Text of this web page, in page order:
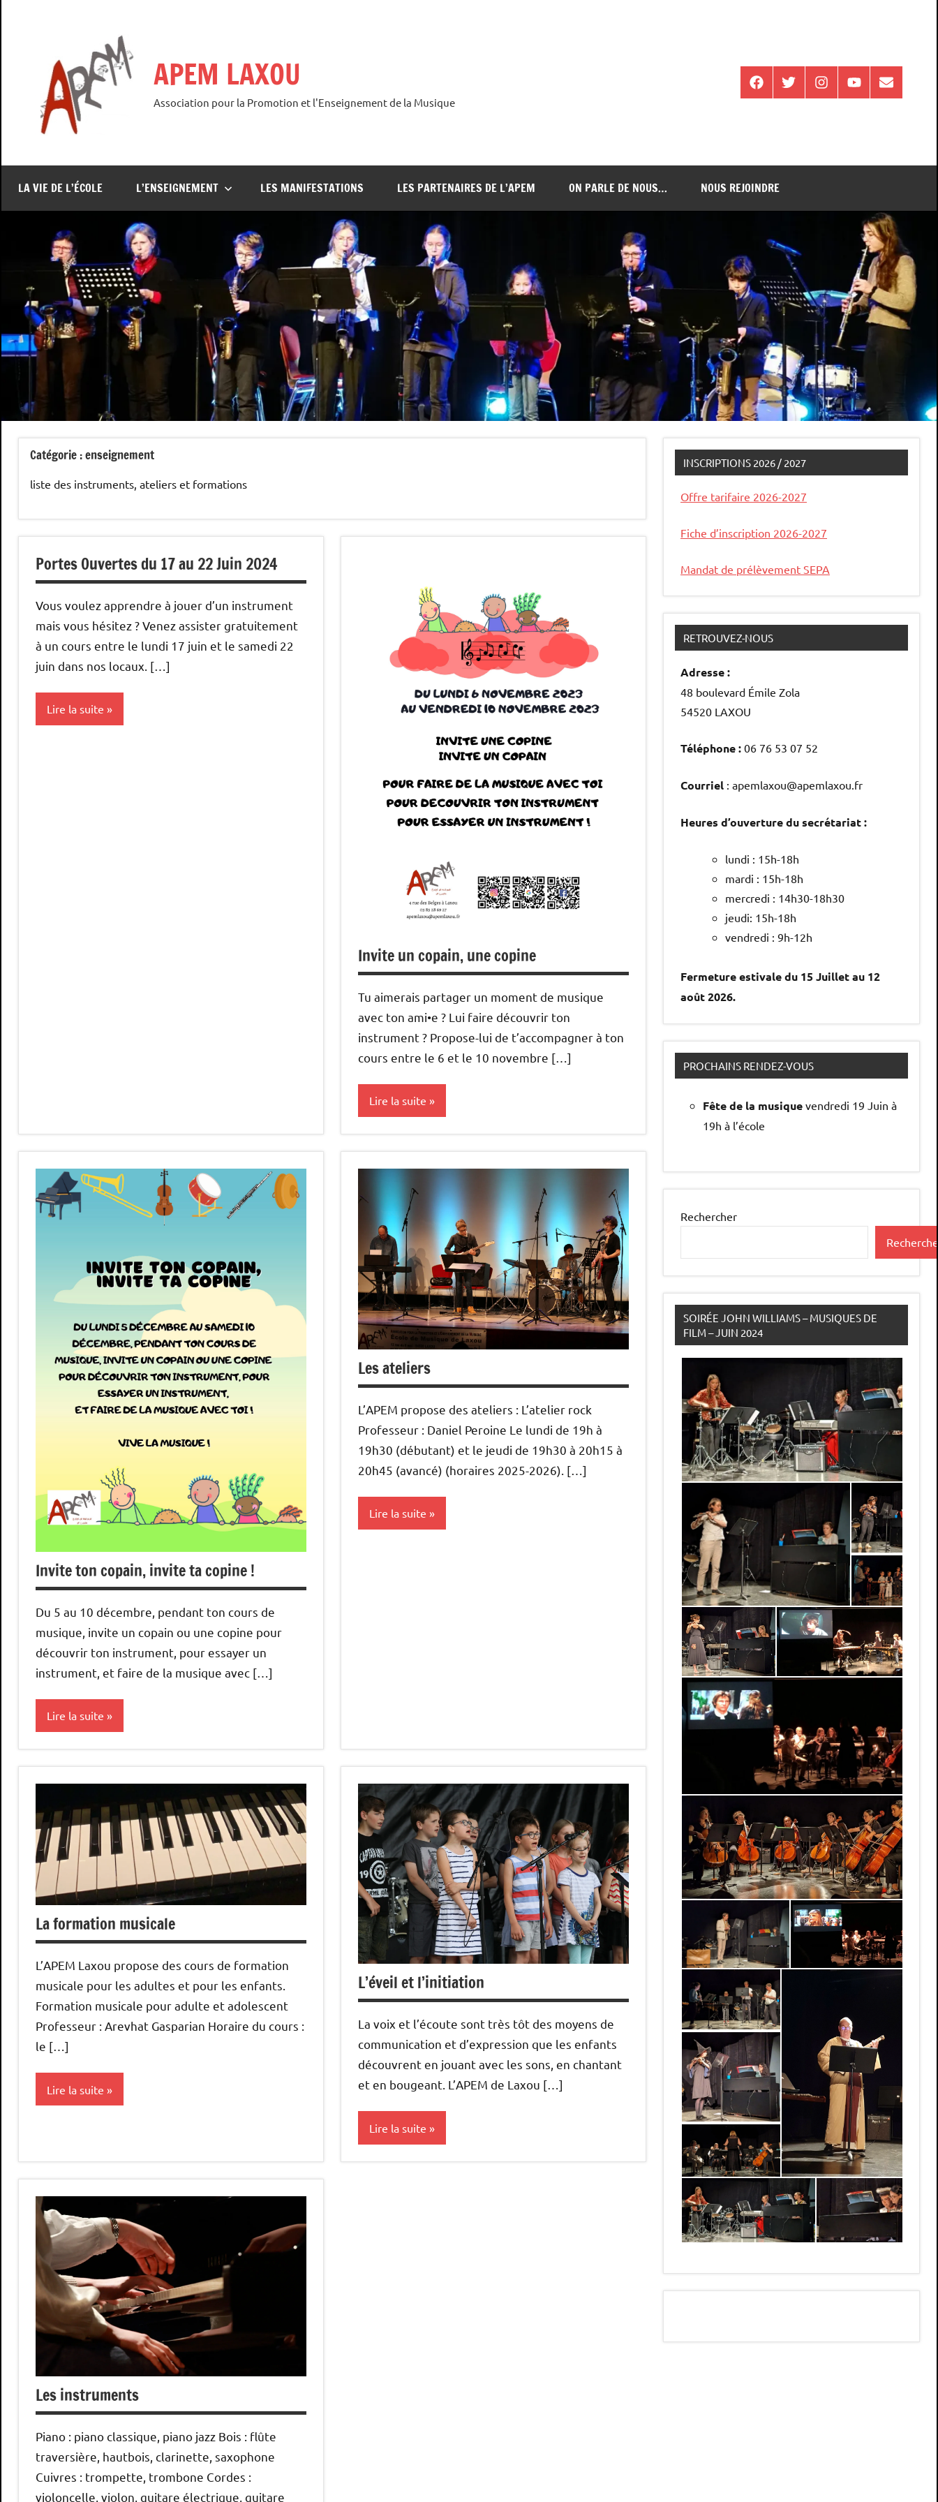
APEM LAXOU
Association pour la Promotion et l'Enseignement de la Musique
FacebookTwitterInstagramYoutube
E-
LA VIE DE L’ÉCOLE L’ENSEIGNEMENT LES MANIFESTATIONS LES PARTENAIRES DE L’APEM ON PARLE DE NOUS… NOUS REJOINDRE
Catégorie :enseignement
liste des instruments, ateliers et formations
Portes Ouvertes du 17 au 22 Juin 2024
Vous voulez apprendre à jouer d’un instrument
mais vous hésitez ? Venez assister gratuitement
à un cours entre le lundi 17 juin et le samedi 22
juin dans nos locaux. […]
Lire la suite
Invite un copain, une copine
Tu aimerais partager un moment de musique
avec ton ami•e ? Lui faire découvrir ton
instrument ? Propose-lui de t’accompagner à ton
cours entre le 6 et le 10 novembre […]
Lire la suite
Invite ton copain, invite ta copine !
Du 5 au 10 décembre, pendant ton cours de
musique, invite un copain ou une copine pour
découvrir ton instrument, pour essayer un
instrument, et faire de la musique avec […]
Lire la suite
Les ateliers
L’APEM propose des ateliers : L’atelier rock
Professeur : Daniel Peroine Le lundi de 19h à
19h30 (débutant) et le jeudi de 19h30 à 20h15 à
20h45 (avancé) (horaires 2025-2026). […]
Lire la suite
La formation musicale
L’APEM Laxou propose des cours de formation
musicale pour les adultes et pour les enfants.
Formation musicale pour adulte et adolescent
Professeur : Arevhat Gasparian Horaire du cours :
le […]
Lire la suite
L’éveil et l’initiation
La voix et l’écoute sont très tôt des moyens de
communication et d’expression que les enfants
découvrent en jouant avec les sons, en chantant
et en bougeant. L’APEM de Laxou […]
Lire la suite
Les instruments
Piano : piano classique, piano jazz Bois : flûte
traversière, hautbois, clarinette, saxophone
Cuivres : trompette, trombone Cordes :
violoncelle, violon, guitare électrique, guitare
INSCRIPTIONS 2026 / 2027
Offre tarifaire 2026-2027
Fiche d’inscription 2026-2027
Mandat de prélèvement SEPA
RETROUVEZ-NOUS
Adresse :
48 boulevard Émile Zola
54520 LAXOU
Téléphone : 06 76 53 07 52
Courriel : apemlaxou@apemlaxou.fr
Heures d’ouverture du secrétariat :
lundi : 15h-18h
mardi : 15h-18h
mercredi : 14h30-18h30
jeudi: 15h-18h
vendredi : 9h-12h
Fermeture estivale du 15 Juillet au 12
août 2026.
PROCHAINS RENDEZ-VOUS
Fête de la musique vendredi 19 Juin à
19h à l’école
Rechercher
SOIRÉE JOHN WILLIAMS – MUSIQUES DE
FILM – JUIN 2024